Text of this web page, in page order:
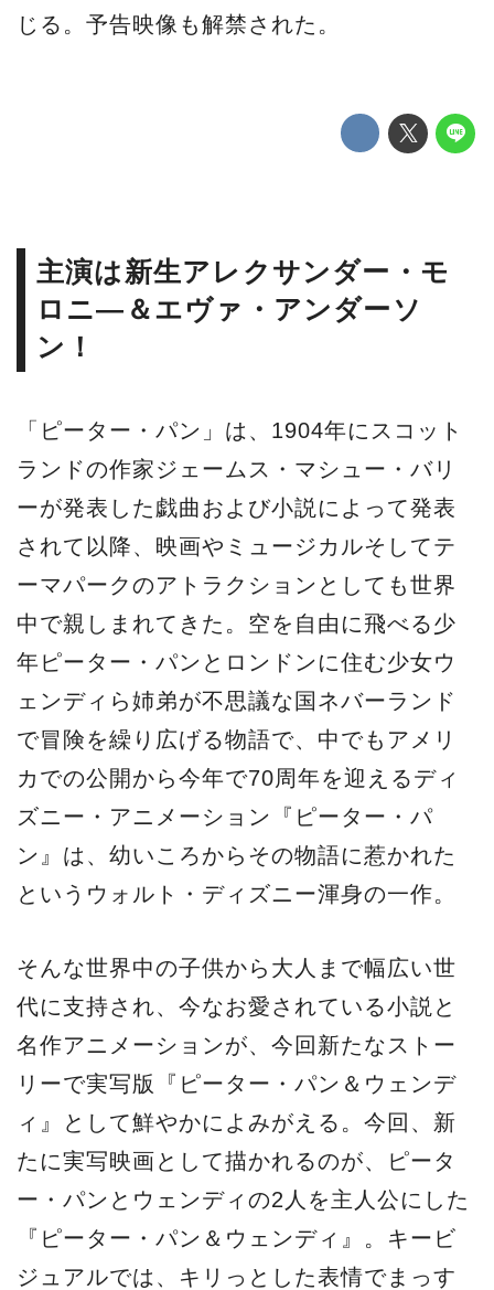
じる。予告映像も解禁された。
主演は新生アレクサンダー・モ
ロニ―＆エヴァ・アンダーソ
ン！
「ピーター・パン」は、1904年にスコット
ランドの作家ジェームス・マシュー・バリ
ーが発表した戯曲および小説によって発表
されて以降、映画やミュージカルそしてテ
ーマパークのアトラクションとしても世界
中で親しまれてきた。空を自由に飛べる少
年ピーター・パンとロンドンに住む少女ウ
ェンディら姉弟が不思議な国ネバーランド
で冒険を繰り広げる物語で、中でもアメリ
カでの公開から今年で70周年を迎えるディ
ズニー・アニメーション『ピーター・パ
ン』は、幼いころからその物語に惹かれた
というウォルト・ディズニー渾身の一作。
そんな世界中の子供から大人まで幅広い世
代に支持され、今なお愛されている小説と
名作アニメーションが、今回新たなストー
リーで実写版『ピーター・パン＆ウェンデ
ィ』として鮮やかによみがえる。今回、新
たに実写映画として描かれるのが、ピータ
ー・パンとウェンディの2人を主人公にした
『ピーター・パン＆ウェンディ』。キービ
ジュアルでは、キリっとした表情でまっす